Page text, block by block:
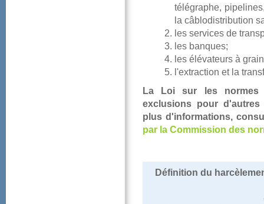
lesbanques;
La